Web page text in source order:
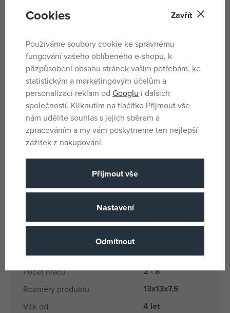
náladu pročítat dlouhá pravidla. Plechová krabička
zaručuje bezpečí karet a jednoduše umožňuje mít hru
Dobble a jistě budete překvapeni, jak i tak jednoduchá hra
může být zábavná!
Obsah balení:
55 karet v plechové krabičce
1 česká a slovenská pravidla
Věk: 4+
Barva Vícebarevné
Materiál Tvrzený papír
Počet hráčů 2 - 8
Rozměry produktu 13x13x7,5
Věk od 4 let
Cookies Zavřít
Používáme soubory cookie ke správnému
fungování vašeho oblíbeného e-shopu, k
přizpůsobení obsahu stránek vašim potřebám, ke
statistickým a marketingovým účelům a
personalizaci reklam od Googlu i dalších
společností. Kliknutím na tlačítko Přijmout vše
nám udělíte souhlas s jejich sběrem a
zpracováním a my vám poskytneme ten nejlepší
zážitek z nakupování.
Přijmout vše
Nastavení
Odmítnout